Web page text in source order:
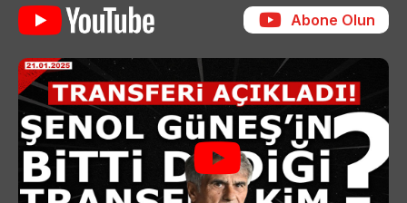
Abone Olun